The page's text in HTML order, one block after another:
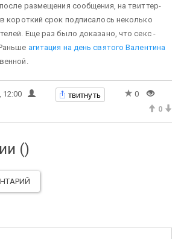
размещения сообщения, на твиттер-
в короткий срок подписалось неколько
Еще раз было доказано, что секс -
агитация на день святого Валентина
12:00 твитнуть
0
0
()